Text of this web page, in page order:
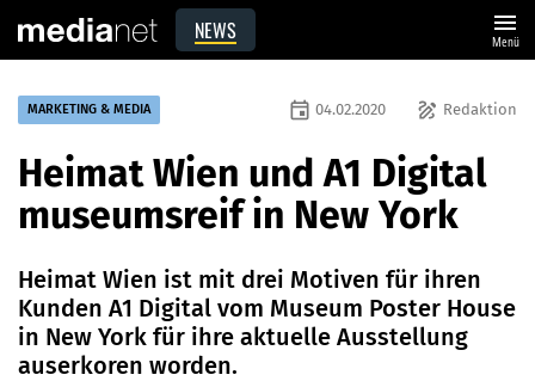
NEWS menu
Menü
MARKETING & MEDIA draw Redaktion
event 04.02.2020
Heimat Wien und A1 Digital
museumsreif in New York
Heimat Wien ist mit drei Motiven für ihren
Kunden A1 Digital vom Museum Poster House
in New York für ihre aktuelle Ausstellung
auserkoren worden.